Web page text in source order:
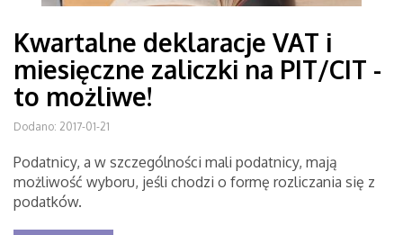
Kwartalne deklaracje VAT i
miesięczne zaliczki na PIT/CIT -
to możliwe!
Dodano: 2017-01-21
Podatnicy, a w szczególności mali podatnicy, mają
możliwość wyboru, jeśli chodzi o formę rozliczania się z
podatków.